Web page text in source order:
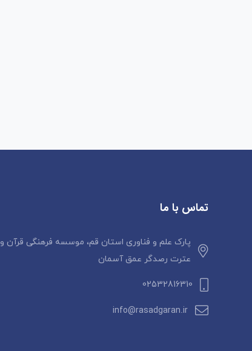
تماس با ما
پارک علم و فناوری استان قم، موسسه فرهنگی قرآن و
عترت رصدگر عمق آسمان
02532816310
info@rasadgaran.ir